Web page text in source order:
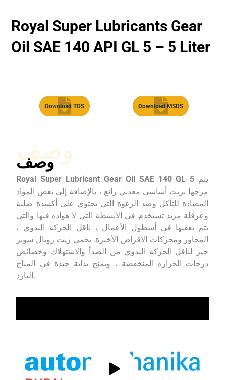
Royal Super Lubricants Gear
Oil SAE 140 API GL 5 – 5 Liter
Download TDS Download MSDS
وصف
وصف
Royal Super Lubricant Gear Oil SAE 140 GL 5
مزجها بزيت أساسي معدني رائع ، بالإضافة إلى بعض المواد
المضادة للتآكل وضد الرغوة التي تحتوي على أكسدة صلبة
وعرقلة مزبد تستخدم في الأنشطة التي لا هوادة فيها والتي
يتم تعقبها في أسطول الأعمال ، ناقل الحركة اليدوي ،
المحاور ومحركات الأقراص الأخيرة. يحمي زيت رويال سوبر
جير لناقل الحركة اليدوي من الصدأ والاستهلاك وخصائص
درجات الحرارة المنخفضة ، ويمنح بداية جيدة في المناخ
البارد.